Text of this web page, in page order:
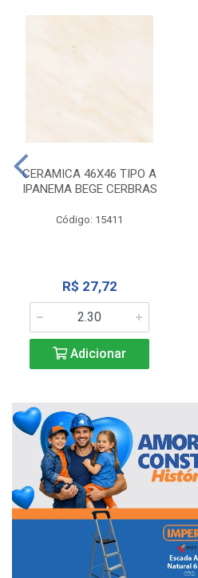
CERAMICA 46X46 TIPO A
IPANEMA BEGE CERBRAS
Código: 15411
R$ 27,72
Adicionar